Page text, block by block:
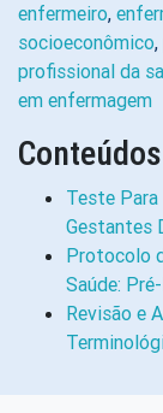
enfermeiro,
socioeconômico,
profissional da
em enfermagem
Teste
Gestantes
Protocolo
Saúde:
Revisão e